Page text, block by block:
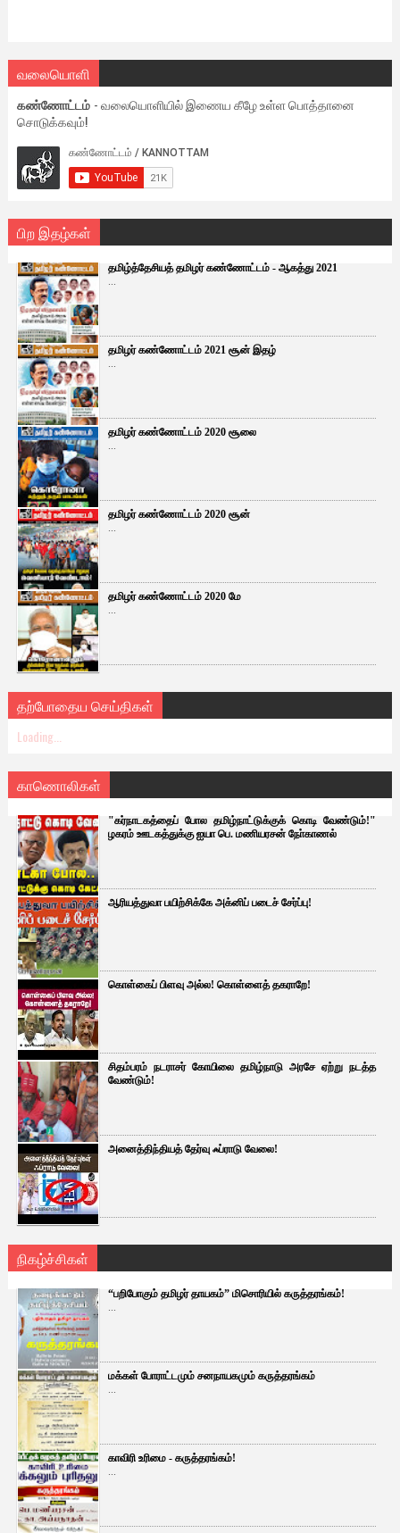
வலையொளி
கண்ணோட்டம் - வலையொளியில் இணைய கீழே உள்ள பொத்தானை
சொடுக்கவும்!
பிற இதழ்கள்
தமிழ்த்தேசியத் தமிழர் கண்ணோட்டம் - ஆகத்து 2021
...
தமிழர் கண்ணோட்டம் 2021 சூன் இதழ்
...
தமிழர் கண்ணோட்டம் 2020 சூலை
...
தமிழர் கண்ணோட்டம் 2020 சூன்
...
தமிழர் கண்ணோட்டம் 2020 மே
...
தற்போதைய செய்திகள்
Loading...
காணொலிகள்
"கர்நாடகத்தைப் போல தமிழ்நாட்டுக்குக் கொடி வேண்டும்!"
ழகரம் ஊடகத்துக்கு ஐயா பெ. மணியரசன் நோ்காணல்
ஆரியத்துவா பயிற்சிக்கே அக்னிப் படைச் சேர்ப்பு!
கொள்கைப் பிளவு அல்ல! கொள்ளைத் தகராறே!
சிதம்பரம் நடராசர் கோயிலை தமிழ்நாடு அரசே ஏற்று நடத்த
வேண்டும்!
அனைத்திந்தியத் தேர்வு ஃப்ராடு வேலை!
நிகழ்ச்சிகள்
“பறிபோகும் தமிழர் தாயகம்” மிசொரியில் கருத்தரங்கம்!
...
மக்கள் போராட்டமும் சனநாயகமும் கருத்தரங்கம்
...
காவிரி உரிமை - கருத்தரங்கம்!
...